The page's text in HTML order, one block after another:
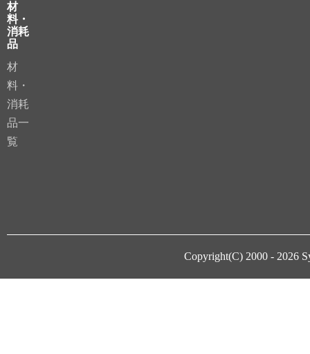
材
料・
消耗
品
材
料・
消耗
品一
覧
Copyright(C) 2000 - 2026